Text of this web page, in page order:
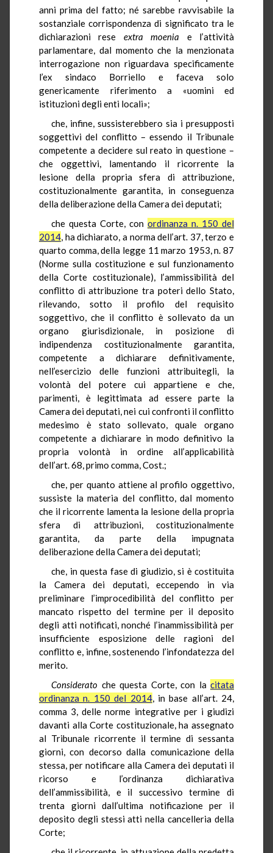
anni prima del fatto; né sarebbe ravvisabile la
sostanziale corrispondenza di significato tra le
dichiarazioni rese extra moenia e l’attività
parlamentare, dal momento che la menzionata
interrogazione non riguardava specificamente
l’ex sindaco Borriello e faceva solo
genericamente riferimento a «uomini ed
istituzioni degli enti locali»;
che, infine, sussisterebbero sia i presupposti
soggettivi del conflitto – essendo il Tribunale
competente a decidere sul reato in questione –
che oggettivi, lamentando il ricorrente la
lesione della propria sfera di attribuzione,
costituzionalmente garantita, in conseguenza
della deliberazione della Camera dei deputati;
che questa Corte, con ordinanza n. 150 del
2014, ha dichiarato, a norma dell’art. 37, terzo e
quarto comma, della legge 11 marzo 1953, n. 87
(Norme sulla costituzione e sul funzionamento
della Corte costituzionale), l’ammissibilità del
conflitto di attribuzione tra poteri dello Stato,
rilevando, sotto il profilo del requisito
soggettivo, che il conflitto è sollevato da un
organo giurisdizionale, in posizione di
indipendenza costituzionalmente garantita,
competente a dichiarare definitivamente,
nell’esercizio delle funzioni attribuitegli, la
volontà del potere cui appartiene e che,
parimenti, è legittimata ad essere parte la
Camera dei deputati, nei cui confronti il conflitto
medesimo è stato sollevato, quale organo
competente a dichiarare in modo definitivo la
propria volontà in ordine all’applicabilità
dell’art. 68, primo comma, Cost.;
che, per quanto attiene al profilo oggettivo,
sussiste la materia del conflitto, dal momento
che il ricorrente lamenta la lesione della propria
sfera di attribuzioni, costituzionalmente
garantita, da parte della impugnata
deliberazione della Camera dei deputati;
che, in questa fase di giudizio, si è costituita
la Camera dei deputati, eccependo in via
preliminare l’improcedibilità del conflitto per
mancato rispetto del termine per il deposito
degli atti notificati, nonché l’inammissibilità per
insufficiente esposizione delle ragioni del
conflitto e, infine, sostenendo l’infondatezza del
merito.
Considerato che questa Corte, con la citata
ordinanza n. 150 del 2014, in base all’art. 24,
comma 3, delle norme integrative per i giudizi
davanti alla Corte costituzionale, ha assegnato
al Tribunale ricorrente il termine di sessanta
giorni, con decorso dalla comunicazione della
stessa, per notificare alla Camera dei deputati il
ricorso e l’ordinanza dichiarativa
dell’ammissibilità, e il successivo termine di
trenta giorni dall’ultima notificazione per il
deposito degli stessi atti nella cancelleria della
Corte;